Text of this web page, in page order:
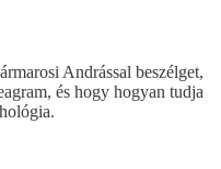
Andrással beszélget,
és hogy hogyan tudja